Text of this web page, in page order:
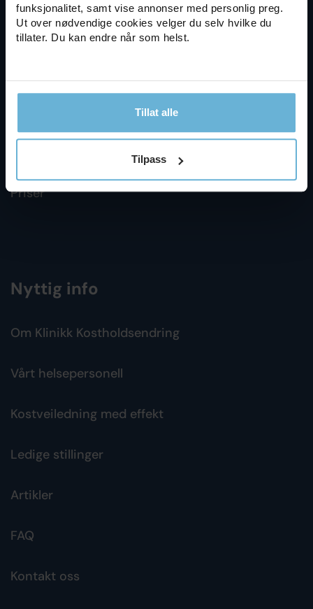
funksjonalitet, samt vise annonser med personlig preg.
Ut over nødvendige cookies velger du selv hvilke du
tillater. Du kan endre når som helst.
Tillat alle
Tilpass
Online ernæringsfysiolog
Gratis kartlegginssamtale
Priser
Nyttig info
Om Klinikk Kostholdsendring
Vårt helsepersonell
Kostveiledning med effekt
Ledige stillinger
Artikler
FAQ
Kontakt oss